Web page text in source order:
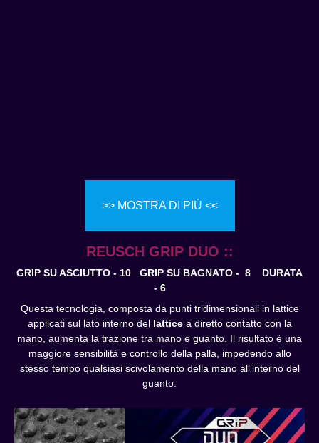
>> MOSTRA DI PIÙ <<
REUSCH GRIP DUO ::
GRIP SU ASCIUTTO - 10 GRIP SU BAGNATO - 8
DURATA
- 6
Questa tecnologia, composta da punti tridimensionali in lattice
applicati sul lato interno del latticea diretto contatto con la
mano, aumenta la trazione tra mano e guanto. Il risultato è una
maggiore sensibilità e controllo della palla, impedendo allo
stesso tempo qualsiasi scivolamento della mano all’interno del
guanto.